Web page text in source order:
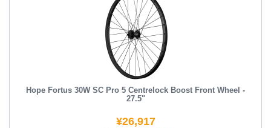
Hope Fortus 30W SC Pro 5 Centrelock Boost Front Wheel -
27.5"
¥26,917